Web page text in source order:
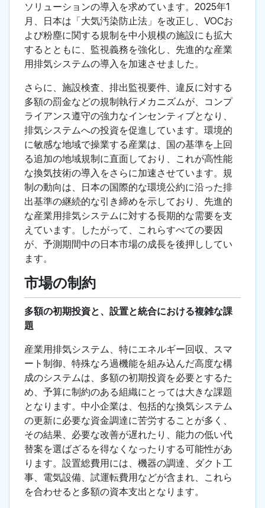
ソリューションの導入を求めています。2025年1
月、日本は「大気汚染防止法」を改正し、VOCお
よび粉塵に関する規制を中小規模の施設にも拡大
するとともに、監視義務を強化し、先進的な産業
用排気システムの導入を加速させました。
さらに、施設検査、排出監視要件、違反に対する
多額の罰金などの規制執行メカニズムが、コンプ
ライアンス遵守の強力なインセンティブとなり、
排気システムへの投資を促進しています。環境的
に敏感な地域で操業する産業は、国の基準を上回
る追加の地域規制に直面しており、これが高性能
な換気技術の導入をさらに加速させています。規
制の動向は、日本の国際的な環境公約に沿った排
出基準の継続的な引き締めを示しており、先進的
な産業用排気システムに対する長期的な需要を支
えています。したがって、これらすべての要因
が、予測期間中の日本市場の成長を後押ししてい
ます。
市場の制約
多額の初期投資と、設置と統合における複雑な課
題
産業用排気システム、特にエネルギー回収、スマ
ート制御、特殊なろ過機能を組み込んだ高度な構
成のシステムは、多額の初期投資を必要とするた
め、予算に制約のある組織にとっては大きな課題
となります。中小企業は、包括的な換気システム
の更新に必要な資金調達に苦労することが多く、
その結果、必要な改善が遅れたり、能力の低い代
替案を選ばざるを得なくなったりする可能性があ
ります。設置総費用には、機器の調達、ダクト工
事、電気設備、試運転費用などが含まれ、これら
を合わせると多額の資本支出となります。